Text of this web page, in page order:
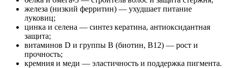
железа (низкий ферритин) — ухудшает питание
луковиц;
цинка и селена — синтез кератина, антиоксидантная
защита;
витаминов D и группы B (биотин, B12) — рост и
прочность;
кремния и меди — эластичность и поддержка пигмента.